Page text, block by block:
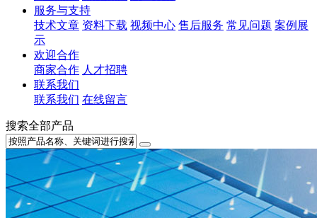
服务与支持
技术文章 资料下载 视频中心 售后服务 常见问题 案例展
示
欢迎合作
商家合作 人才招聘
联系我们
联系我们 在线留言
搜索全部产品